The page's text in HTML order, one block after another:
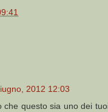
2012 12:03
che questo sia uno dei